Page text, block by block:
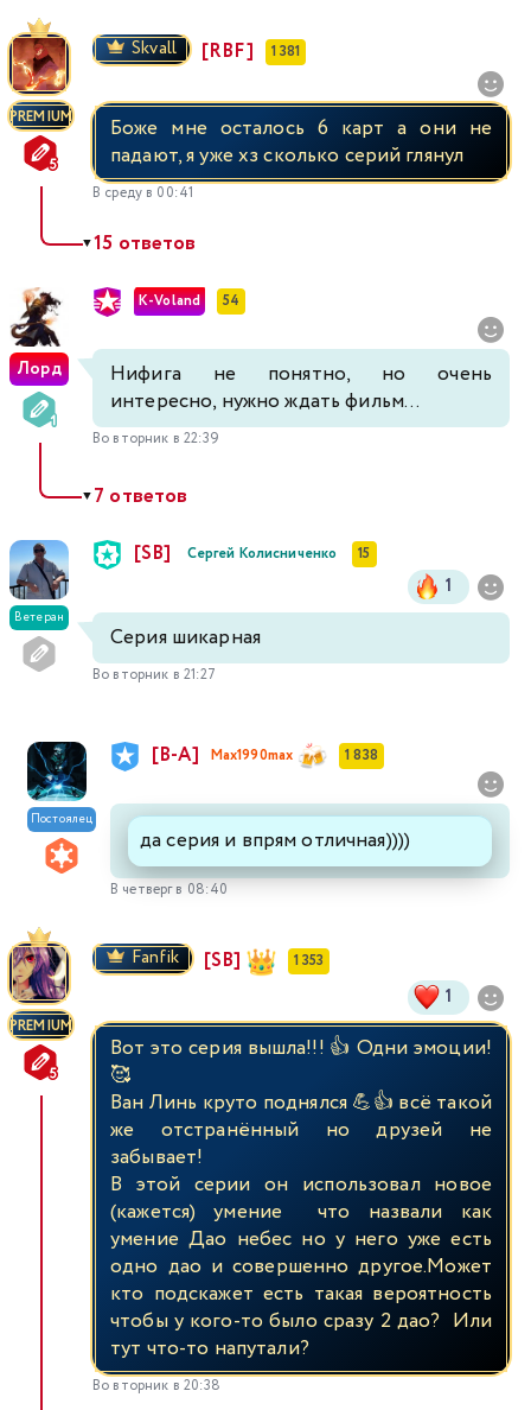
PREMIUM
Skvall [RBF] 1 381
Боже мне осталось 6 карт а они не
падают, я уже хз сколько серий глянул
В среду в 00:41
▼15 ответов
Лорд
K-Voland 54
Нифига не понятно, но очень
интересно, нужно ждать фильм...
Во вторник в 22:39
▼7 ответов
Ветеран
[SB] Сергей Колисниченко 15
1
Серия шикарная
Во вторник в 21:27
Постоялец
[В-А] Max1990max 1 838
да серия и впрям отличная))))
В четверг в 08:40
PREMIUM
Fanfik [SB] 1 353
1
Вот это серия вышла!!! 👍 Одни эмоции!
🥰
Ван Линь круто поднялся 💪👍 всё такой
же отстранённый но друзей не
забывает!
В этой серии он использовал новое
(кажется) умение что назвали как
умение Дао небес но у него уже есть
одно дао и совершенно другое.Может
кто подскажет есть такая вероятность
чтобы у кого-то было сразу 2 дао? Или
тут что-то напутали?
Во вторник в 20:38